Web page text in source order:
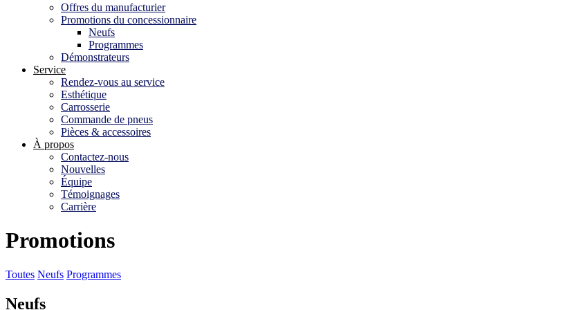
Offres du manufacturier
Promotions du concessionnaire
Neufs
Programmes
Démonstrateurs
Service
Rendez-vous au service
Esthétique
Carrosserie
Commande de pneus
Pièces & accessoires
À propos
Contactez-nous
Nouvelles
Équipe
Témoignages
Carrière
Promotions
Toutes Neufs Programmes
Neufs